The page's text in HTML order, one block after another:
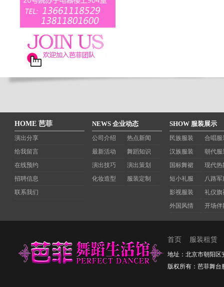
HOME 芭菲
演出分享
给我留言
在线预约
招聘信息
联系我们
NEWS 企业动态
公司介绍
热点新闻
最新活动
舞蹈知识
演出技巧
演出策划
化妆造型
服装定制
SHOW 服装展示
民族服装
合唱服
汉族服装
朝代服
国标舞裙
现代热
短小礼服
八路军
影视服装
礼仪旗
外国风情
开场伴
首页 服装租赁
地址：北京市朝阳区
版权所有：芭菲舞台